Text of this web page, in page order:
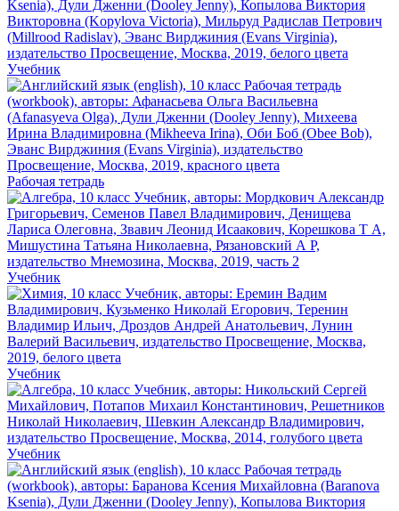
Учебник
Рабочая тетрадь
Учебник
Учебник
Учебник